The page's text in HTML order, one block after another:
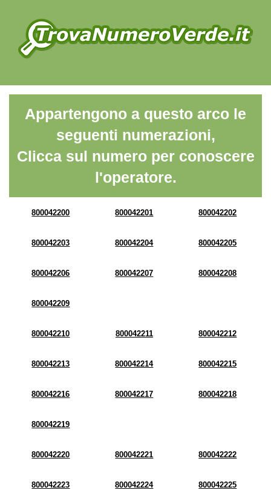
Appartengono a questo arco le
seguenti numerazioni,
Clicca sul numero per conoscere
l'operatore.
800042200 800042201 800042202
800042203 800042204 800042205
800042206 800042207 800042208
800042209
800042210 800042211 800042212
800042213 800042214 800042215
800042216 800042217 800042218
800042219
800042220 800042221 800042222
800042223 800042224 800042225